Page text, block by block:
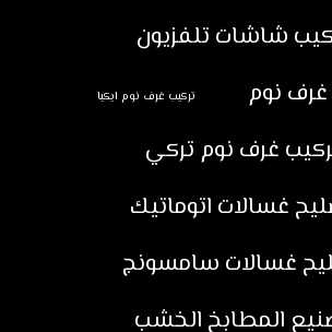
شاشات تلفزيون
نوم
تركيب غرف نوم ايكيا
غرف نوم تركي
غسالات اتوماتيك
غسالات سامسونج
المطابخ الخشب